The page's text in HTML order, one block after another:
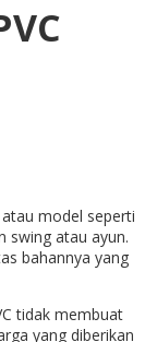
model seperti
swing atau ayun.
bahannya yang
tidak membuat
yang diberikan